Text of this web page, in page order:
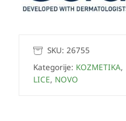
SKU: 26755
Kategorije: KOZMETIKA,
LICE, NOVO